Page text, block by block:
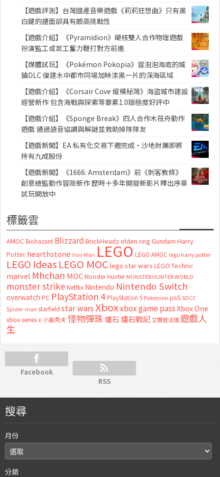
【遊戲評測】台灣國產音樂遊戲《莉莉狂想曲》只有黑
白鍵的譜面卻具有頗高挑戰性
【遊戲介紹】《Pyramidion》硬核雙人合作物理遊戲
扮演監工或苦工奮力鞭打對方前進
【媒體試玩】《Pokémon Pokopia》冒泡泡海底的城
鎮DLC 復建水中都市同場加映漆黑一片的深海區域
【遊戲介紹】《Corsair Cove 縱橫秘灣》海盜城市建設
經營新作 包含海戰與探索等要素1.0版極度好評中
【遊戲介紹】《Sponge Break》四人合作木筏舟動作
遊戲 通過語音協調與解謎並救助掉隊隊友
【遊戲新聞】EA 私有化交易下週完成・沙地財團即將
持有九成股份
【遊戲新聞】《1666: Amsterdam》前《刺客教條》
創意總監動作冒險新作 歷時十多年開發新影片釋出序章
試玩開放中
標籤雲
AMOC Biohazard Blizzard BrickHeadz elden ring Gundam Harry
Potter hearthstone Iron Man LEGO LEGO AMOC lego harry potter
LEGO Ideas LEGO MOC lego star wars LEGO Technic
marvel Mhchan MOC Monster Hunter MONSTER HUNTER WORLD
monster strike Netflix Nintendo Nintendo Switch
overwatch PC PlayStation 4 PlayStation 5 Pokemon ps5 SDCC
Spider-man starfield star warsXboxxbox game passXbox One
xbox series x 小島秀夫怪物彈珠 爐石 爐石戰記艾爾登法環 遊戲人
生
Facebook
RSS
搜尋
月份
分類